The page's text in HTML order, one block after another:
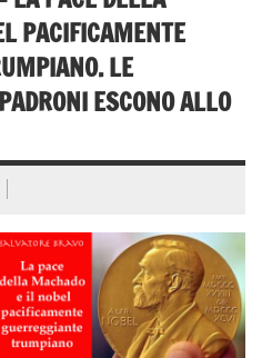
PACIFICAMENTE
LE
ESCONO ALLO